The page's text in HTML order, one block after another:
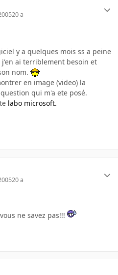
20 a
y a quelques mois ss a peine
ai terriblement besoin et
nom.
en image (video) la
qui m'a ete posé.
labo microsoft.
20 a
ne savez pas!!!